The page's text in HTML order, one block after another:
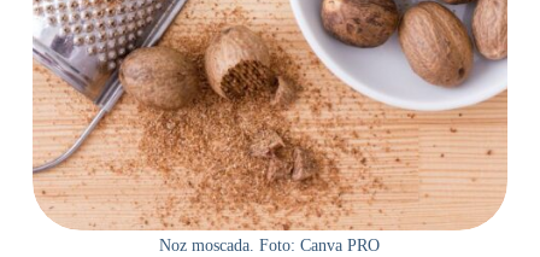
Noz moscada. Foto: Canva PRO